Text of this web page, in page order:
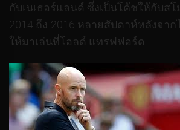
กับเนเธอร์แลนด์ ซึ่งเป็นโค้ชให้กับสโ
2014 ถึง 2016 หลายสัปดาห์หลังจา
ให้มาเล่นที่โอลด์ แทรฟฟอร์ด